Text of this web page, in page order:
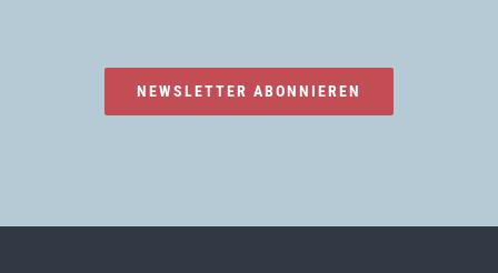
NEWSLETTER ABONNIEREN